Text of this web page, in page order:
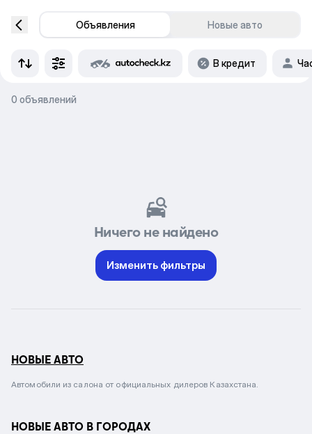
Объявления Новые авто
В кредит
0 объявлений
Ничего не найдено
Изменить фильтры
НОВЫЕ АВТО
Автомобили из салона от официальных дилеров Казахстана.
НОВЫЕ АВТО В ГОРОДАХ